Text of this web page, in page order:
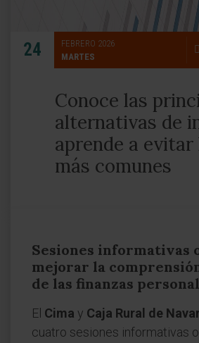
24
FEBRERO 2026
MARTES
Conoce las
alternativas de
aprende a
más comunes
Sesiones informativas
mejorar la
de las finanzas
El Cima y Caja Rural de
cuatro sesiones informativas